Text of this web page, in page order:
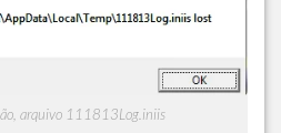
arquivo 111813Log.iniis